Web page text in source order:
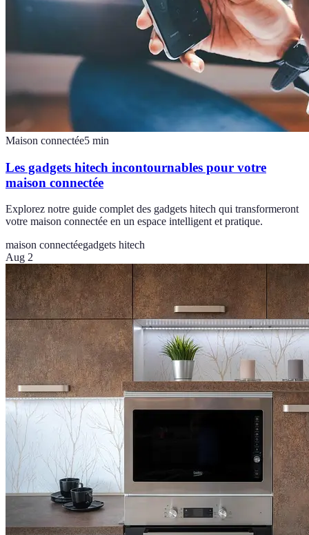
Maison connectée5 min
Les gadgets hitech incontournables pour votre
maison connectée
Explorez notre guide complet des gadgets hitech qui transformeront
votre maison connectée en un espace intelligent et pratique.
maison connectéegadgets hitech
Aug 2